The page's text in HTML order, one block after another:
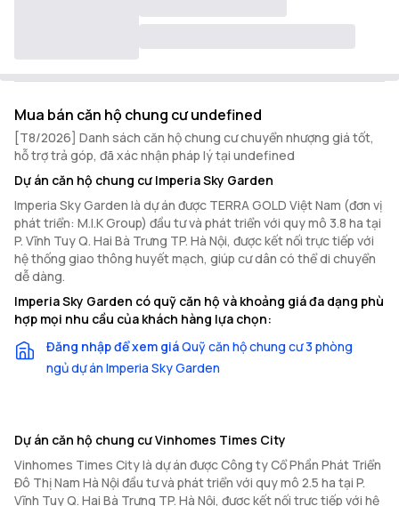
Mua bán căn hộ chung cư undefined
[T8/2026] Danh sách căn hộ chung cư chuyển nhượng giá tốt,
hỗ trợ trả góp, đã xác nhận pháp lý tại undefined
Dự án căn hộ chung cư Imperia Sky Garden
Imperia Sky Garden là dự án được TERRA GOLD Việt Nam (đơn vị
phát triển: M.I.K Group) đầu tư và phát triển với quy mô 3.8 ha tại
P. Vĩnh Tuy Q. Hai Bà Trưng TP. Hà Nội, được kết nối trực tiếp với
hệ thống giao thông huyết mạch, giúp cư dân có thể di chuyển
dễ dàng.
Imperia Sky Garden có quỹ căn hộ và khoảng giá đa dạng phù
hợp mọi nhu cầu của khách hàng lựa chọn:
Đăng nhập để xem giáQuỹ căn hộ chung cư 3 phòng
ngủ dự án Imperia Sky Garden
Dự án căn hộ chung cư Vinhomes Times City
Vinhomes Times City là dự án được Công ty Cổ Phần Phát Triển
Đô Thị Nam Hà Nội đầu tư và phát triển với quy mô 2.5 ha tại P.
Vĩnh Tuy Q. Hai Bà Trưng TP. Hà Nội, được kết nối trực tiếp với hệ